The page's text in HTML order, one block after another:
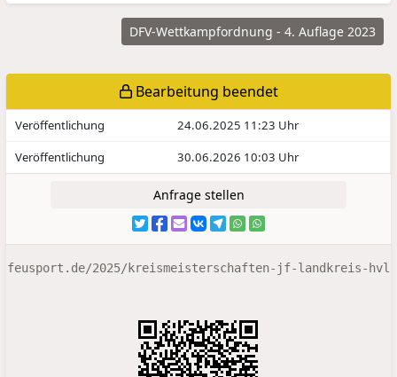
DFV-Wettkampfordnung - 4. Auflage 2023
Bearbeitung beendet
Veröffentlichung
24.06.2025 11:23 Uhr
Veröffentlichung
30.06.2026 10:03 Uhr
Anfrage stellen
feusport.de/2025/kreismeisterschaften-jf-landkreis-hvl